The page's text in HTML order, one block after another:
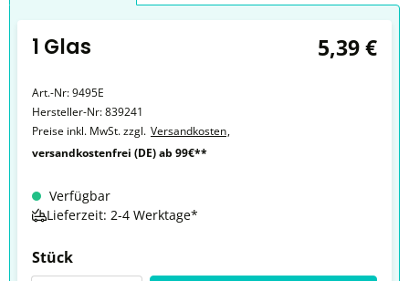
1 Glas 5,39 €
Art.-Nr:9495E
Hersteller-Nr:839241
Preise inkl. MwSt. zzgl. Versandkosten,
versandkostenfrei (DE) ab 99€**
Verfügbar
Lieferzeit: 2-4 Werktage*
Stück